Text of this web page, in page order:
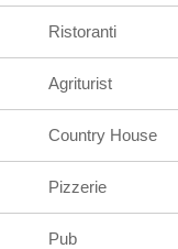
Ristoranti
Agriturist
Country House
Pizzerie
Pub